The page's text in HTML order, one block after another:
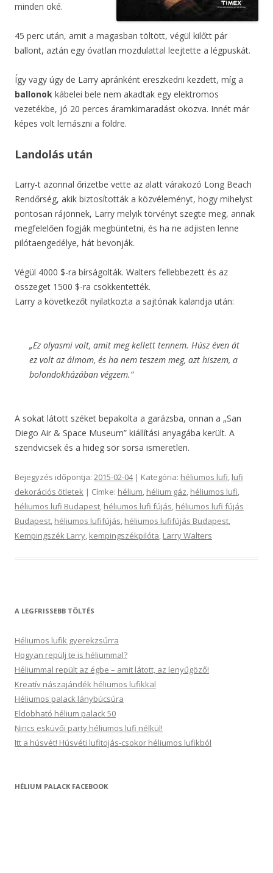
minden oké.
45 perc után, amit a magasban töltött, végül kilőtt pár
ballont, aztán egy óvatlan mozdulattal leejtette a légpuskát.
Így vagy úgy de Larry apránként ereszkedni kezdett, míg a
ballonok kábelei bele nem akadtak egy elektromos
vezetékbe, jó 20 perces áramkimaradást okozva. Innét már
képes volt lemászni a földre.
Landolás után
Larry-t azonnal őrizetbe vette az alatt várakozó Long Beach
Rendőrség, akik biztosították a közvéleményt, hogy mihelyst
pontosan rájönnek, Larry melyik törvényt szegte meg, annak
megfelelően fogják megbüntetni, és ha ne adjisten lenne
pilótaengedélye, hát bevonják.
Végül 4000 $-ra bírságolták. Walters fellebbezett és az
összeget 1500 $-ra csökkentették.
Larry a következőt nyilatkozta a sajtónak kalandja után:
„Ez olyasmi volt, amit meg kellett tennem. Húsz éven át
ez volt az álmom, és ha nem teszem meg, azt hiszem, a
bolondokházában végzem.”
A sokat látott széket bepakolta a garázsba, onnan a „San
Diego Air & Space Museum” kiállítási anyagába került. A
szendvicsek és a hideg sör sorsa ismeretlen.
Bejegyzés időpontja: 2015-02-04| Kategória: héliumos lufi, lufi
dekorációs ötletek | Címke: hélium, hélium gáz, héliumos lufi,
héliumos lufi Budapest, héliumos lufi fújás, héliumos lufi fújás
Budapest, héliumos lufifújás, héliumos lufifújás Budapest,
Kempingszék Larry, kempingszékpilóta, Larry Walters
A LEGFRISSEBB TÖLTÉS
Héliumos lufik gyerekzsúrra
Hogyan repülj te is héliummal?
Héliummal repült az égbe – amit látott, az lenyűgöző!
Kreatív nászajándék héliumos lufikkal
Héliumos palack lánybúcsúra
Eldobható hélium palack 50
Nincs esküvői party héliumos lufi nélkül!
Itt a húsvét! Húsvéti lufitojás-csokor héliumos lufikból
HÉLIUM PALACK FACEBOOK